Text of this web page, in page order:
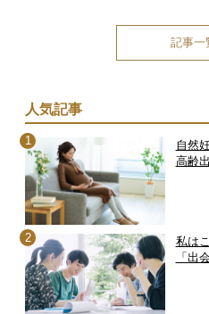
記事一
人気記事
自然
高齢
私は
「出